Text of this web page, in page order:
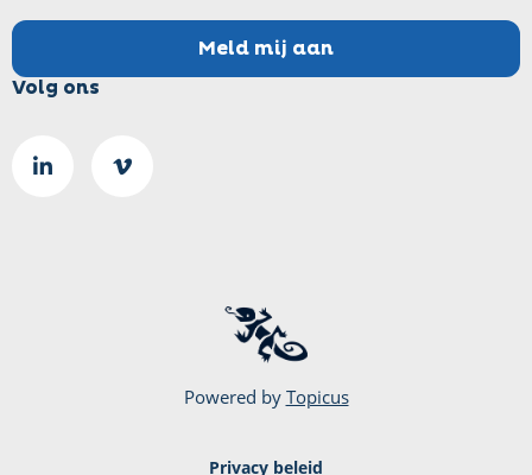
Meld mij aan
Volg ons
Ga
Go
Powered by Topicus
Privacy beleid